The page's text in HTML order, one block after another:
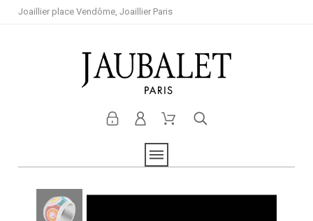
Joaillier place Vendôme, Joaillier Paris